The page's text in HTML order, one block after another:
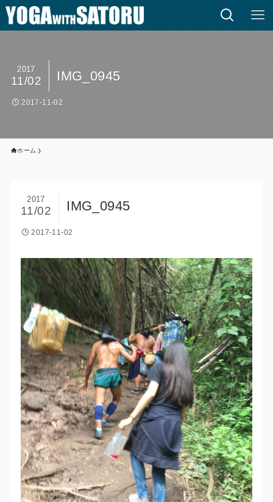
IMG_0945
2017
11/02
2017-11-02
ホーム
IMG_0945
2017
11/02
2017-11-02